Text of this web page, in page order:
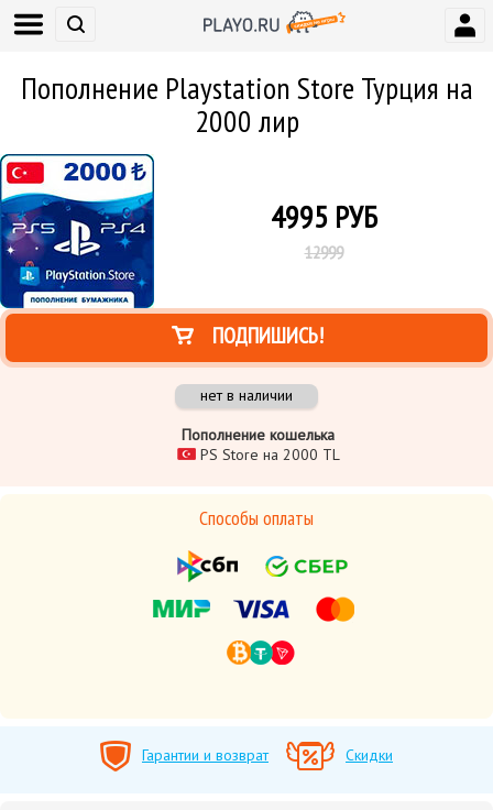
Пополнение Playstation Store Турция на
2000 лир
4995РУБ
12999
ПОДПИШИСЬ!
нет в наличии
Пополнение кошелька
PS Store на 2000 TL
Способы оплаты
Гарантии и возврат Скидки